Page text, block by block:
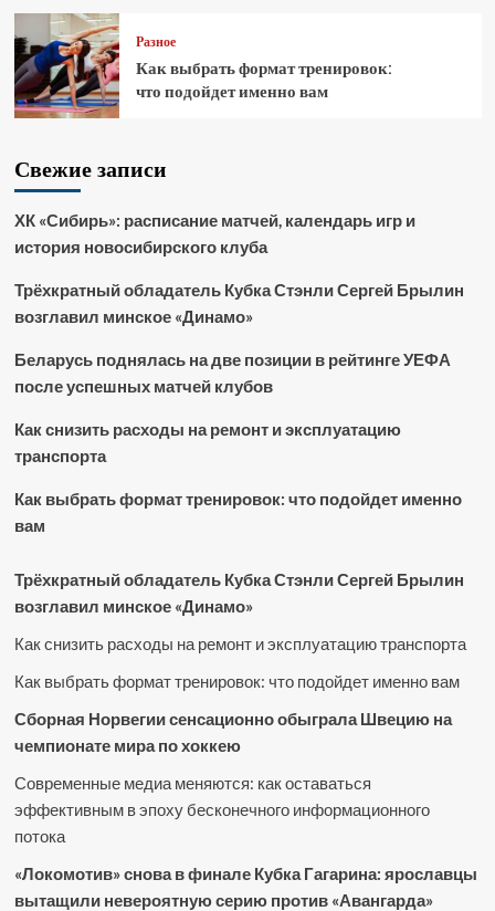
Разное
Как выбрать формат тренировок:
что подойдет именно вам
Свежие записи
ХК «Сибирь»: расписание матчей, календарь игр и
история новосибирского клуба
Трёхкратный обладатель Кубка Стэнли Сергей Брылин
возглавил минское «Динамо»
Беларусь поднялась на две позиции в рейтинге УЕФА
после успешных матчей клубов
Как снизить расходы на ремонт и эксплуатацию
транспорта
Как выбрать формат тренировок: что подойдет именно
вам
Трёхкратный обладатель Кубка Стэнли Сергей Брылин
возглавил минское «Динамо»
Как снизить расходы на ремонт и эксплуатацию транспорта
Как выбрать формат тренировок: что подойдет именно вам
Сборная Норвегии сенсационно обыграла Швецию на
чемпионате мира по хоккею
Современные медиа меняются: как оставаться
эффективным в эпоху бесконечного информационного
потока
«Локомотив» снова в финале Кубка Гагарина: ярославцы
вытащили невероятную серию против «Авангарда»